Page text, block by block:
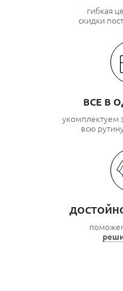
гибкая
скидки
ВСЕ В
укомплектуем
всю